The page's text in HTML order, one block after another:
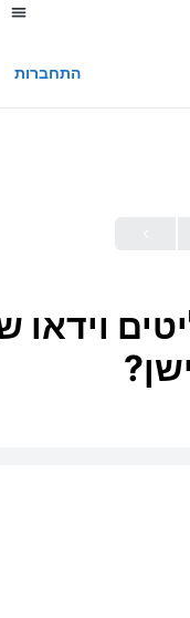
התחברות
וידאו